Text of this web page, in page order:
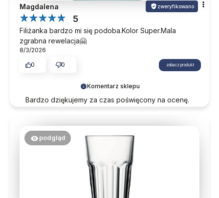
Komentarz sklepu
Bardzo dziękujemy za czas poświęcony na ocenę.
odwiedzin.
Magdalena zweryfikowano
5
Filiżanka bardzo mi się podoba.Kolor Super.Mala
zgrabna rewelacja🤗
8/3/2026
0
0 zobacz produkt
podgląd